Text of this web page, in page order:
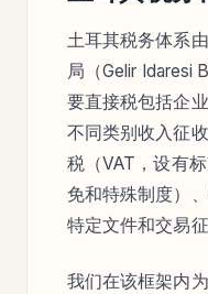
土耳其税务体系
局（Gelir Idaresi
要直接税包括企
不同类别收入征
税（VAT，设有
免和特殊制度）
特定文件和交易
我们在该框架内